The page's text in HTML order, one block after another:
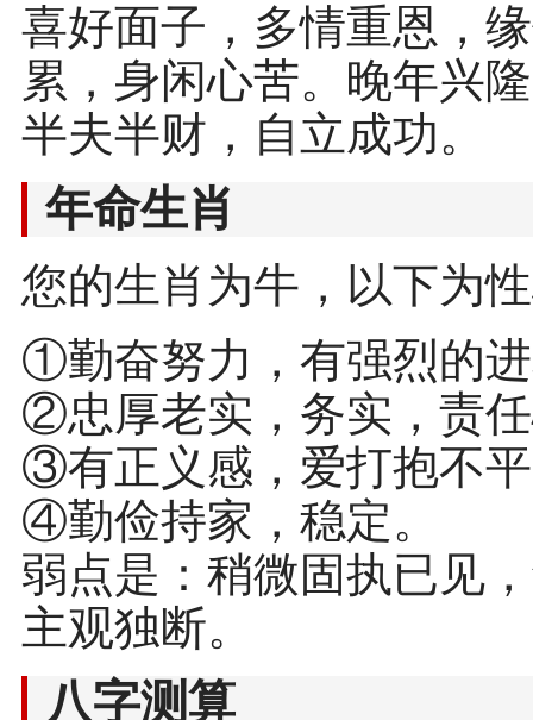
喜好面子，多情重恩，
累，身闲心苦。晚年兴
半夫半财，自立成功。
年命生肖
您的生肖为牛，以下为
①勤奋努力，有强烈的
②忠厚老实，务实，责
③有正义感，爱打抱不
④勤俭持家，稳定。
弱点是：稍微固执已见
主观独断。
八字测算